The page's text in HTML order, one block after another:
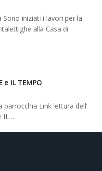
iniziati i lavori per la
alla Casa di
e IL TEMPO
Link lettura dell’
IL…